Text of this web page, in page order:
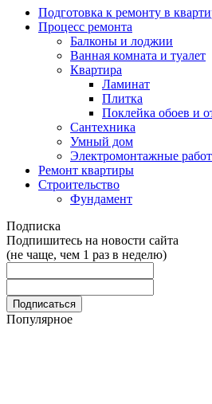
Подготовка к ремонту в
Процесс ремонта
Балконы и лоджии
Ванная комната и туалет
Квартира
Ламинат
Плитка
Поклейка обоев и
Сантехника
Умный дом
Электромонтажные
Ремонт квартиры
Строительство
Фундамент
Подписка
Подпишитесь на новости сайта
(не чаще, чем 1 раз в неделю)
Популярное